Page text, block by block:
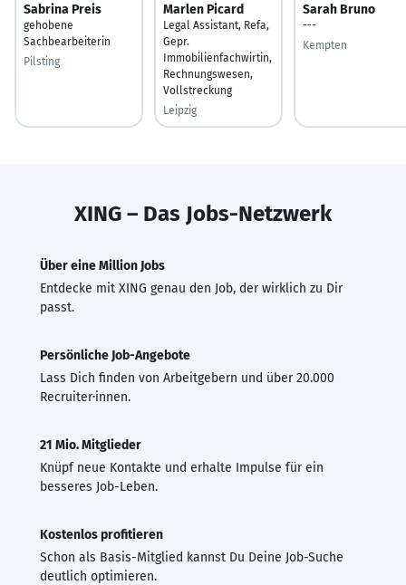
Sabrina Preis
gehobene
Sachbearbeiterin
Pilsting
Marlen Picard
Legal Assistant, Refa,
Gepr.
Immobilienfachwirtin,
Rechnungswesen,
Vollstreckung
Leipzig
Sarah Bruno
---
Kempten
XING – Das Jobs-Netzwerk
Über eine Million Jobs
Entdecke mit XING genau den Job, der wirklich zu Dir
passt.
Persönliche Job-Angebote
Lass Dich finden von Arbeitgebern und über 20.000
Recruiter·innen.
21 Mio. Mitglieder
Knüpf neue Kontakte und erhalte Impulse für ein
besseres Job-Leben.
Kostenlos profitieren
Schon als Basis-Mitglied kannst Du Deine Job-Suche
deutlich optimieren.